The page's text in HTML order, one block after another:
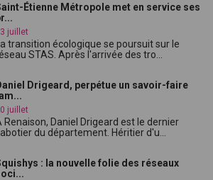
Étienne Métropole met en service ses
juillet
La transition écologique se poursuit sur le
STAS. Après l'arrivée des tro...
Drigeard, perpétue un savoir-faire
juillet
Renaison, Daniel Drigeard est le dernier
du département. Héritier d'u...
: la nouvelle folie des réseaux